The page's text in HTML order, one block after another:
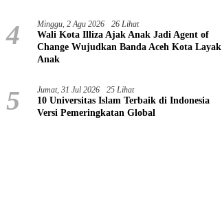
4 Minggu, 2 Agu 2026 26 Lihat
Wali Kota Illiza Ajak Anak Jadi Agent of
Change Wujudkan Banda Aceh Kota Layak
Anak
5 Jumat, 31 Jul 2026 25 Lihat
10 Universitas Islam Terbaik di Indonesia
Versi Pemeringkatan Global